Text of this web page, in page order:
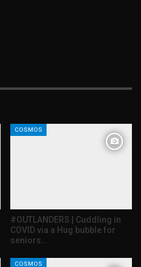
COSMOS
#OUTLANDERS | Cuddling in
COVID via a Hug bubble for
seniors…
COSMOS